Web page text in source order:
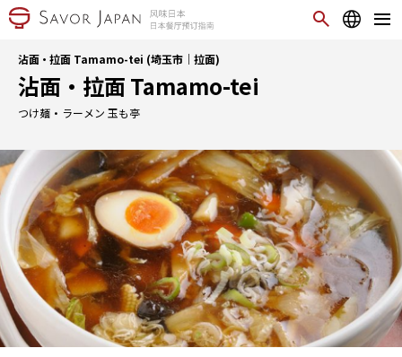
沾面・拉面 Tamamo-tei (埼玉市｜拉面)
沾面・拉面 Tamamo-tei
つけ麺・ラーメン 玉も亭